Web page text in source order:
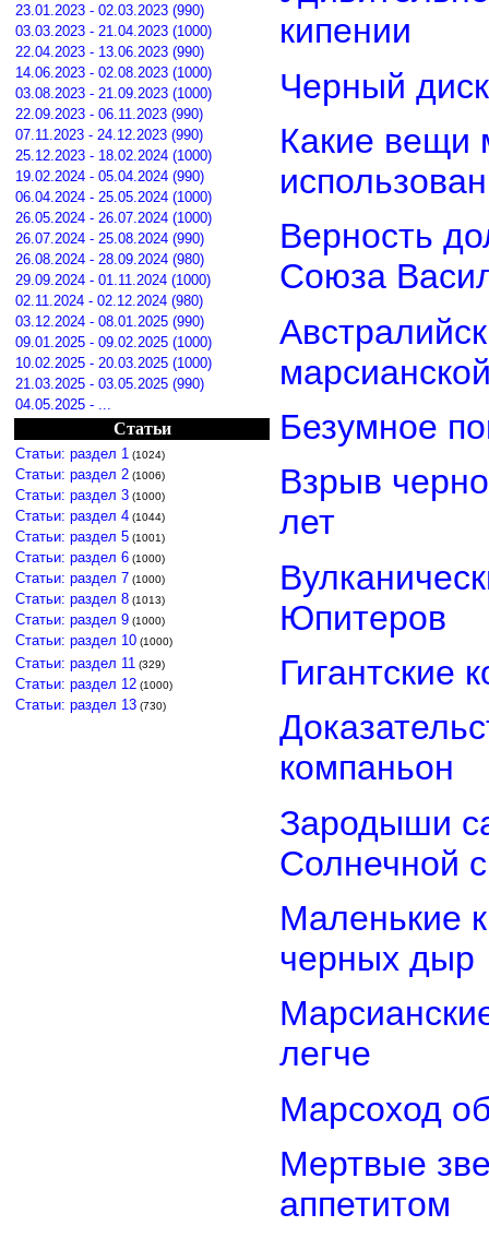
23.01.2023 - 02.03.2023 (990)
03.03.2023 - 21.04.2023 (1000)
22.04.2023 - 13.06.2023 (990)
14.06.2023 - 02.08.2023 (1000)
03.08.2023 - 21.09.2023 (1000)
22.09.2023 - 06.11.2023 (990)
07.11.2023 - 24.12.2023 (990)
25.12.2023 - 18.02.2024 (1000)
19.02.2024 - 05.04.2024 (990)
06.04.2024 - 25.05.2024 (1000)
26.05.2024 - 26.07.2024 (1000)
26.07.2024 - 25.08.2024 (990)
26.08.2024 - 28.09.2024 (980)
29.09.2024 - 01.11.2024 (1000)
02.11.2024 - 02.12.2024 (980)
03.12.2024 - 08.01.2025 (990)
09.01.2025 - 09.02.2025 (1000)
10.02.2025 - 20.03.2025 (1000)
21.03.2025 - 03.05.2025 (990)
04.05.2025 - ...
Статьи
Статьи: раздел 1 (1024)
Статьи: раздел 2 (1006)
Статьи: раздел 3 (1000)
Статьи: раздел 4 (1044)
Статьи: раздел 5 (1001)
Статьи: раздел 6 (1000)
Статьи: раздел 7 (1000)
Статьи: раздел 8 (1013)
Статьи: раздел 9 (1000)
Статьи: раздел 10 (1000)
Статьи: раздел 11 (329)
Статьи: раздел 12 (1000)
Статьи: раздел 13 (730)
кипении
Черный
Какие вещи
Верность
Союза
Безумное
Взрыв
лет
Юпитеров
Гигантские
компаньон
Зародыши
Солнечной
Маленькие
черных дыр
легче
Марсоход
Мертвые
аппетитом